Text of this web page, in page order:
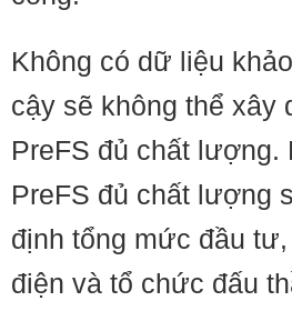
Không có dữ liệu
cậy sẽ không thể xây
PreFS đủ chất lượng.
PreFS đủ chất lượng
định tổng mức đầu
điện và tổ chức đấu